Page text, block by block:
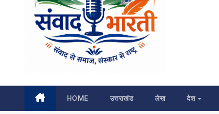
HOME उत्तराखंड लेख देश